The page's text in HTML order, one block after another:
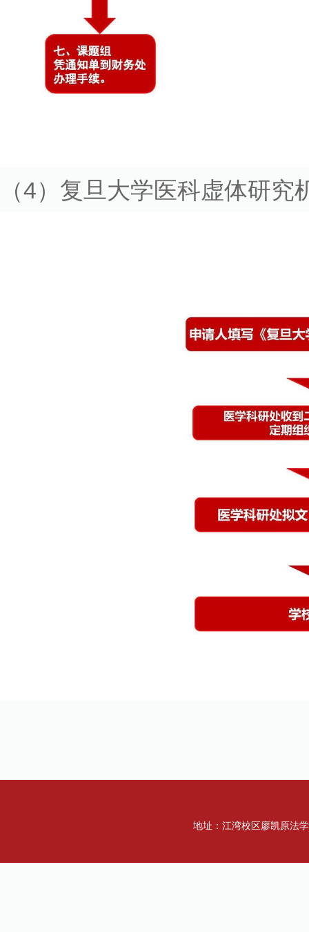
（4）复旦大学医科虚体研究
地址：江湾校区廖凯原